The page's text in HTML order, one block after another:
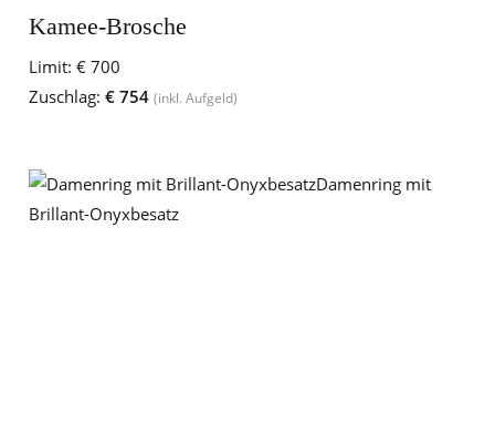
Kamee-Brosche
Limit: € 700
Zuschlag: € 754 (inkl. Aufgeld)